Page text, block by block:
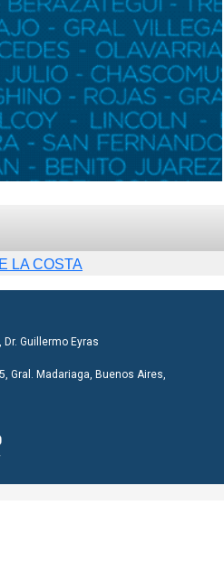
Guillermo Eyras
Gral. Madariaga, Buenos Aires,